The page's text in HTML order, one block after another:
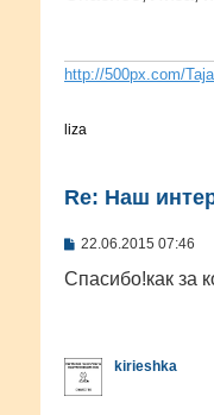
н
и
http://500px.com/
liza
Re: Наш
С
о
и
е
22.06.2015 07:46
Спасибо!как за
kirieshka